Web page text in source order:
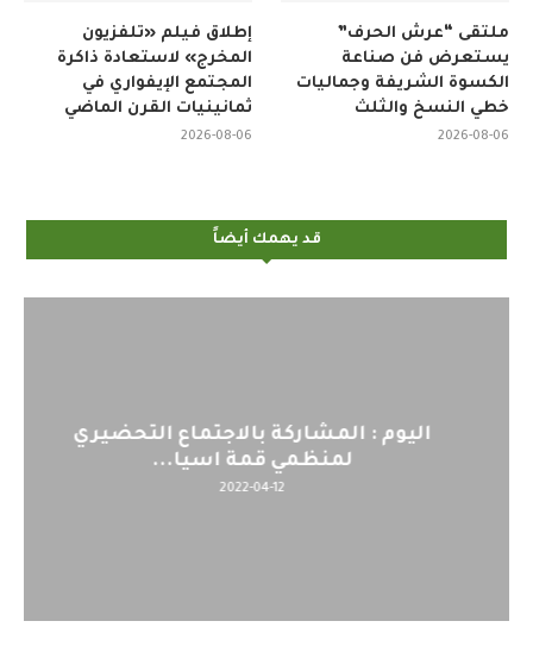
إطلاق فيلم «تلفزيون
المخرج» لاستعادة ذاكرة
المجتمع الإيفواري في
ثمانينيات القرن الماضي
2026-08-06
ملتقى “عرش الحرف”
يستعرض فن صناعة
الكسوة الشريفة وجماليات
خطي النسخ والثلث
2026-08-06
قد يهمك أيضاً
اليوم : المشاركة بالاجتماع التحضيري
لمنظمي قمة اسيا...
2022-04-12